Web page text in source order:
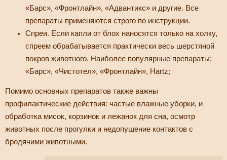
«Барс», «Фронтлайн», «Адвантикс» и другие. Все
препараты применяются строго по инструкции.
Спреи. Если капли от блох наносятся только на холку,
спреем обрабатывается практически весь шерстяной
покров животного. Наиболее популярные препараты:
«Барс», «Чистотел», «Фронтлайн», Hartz;
Помимо основных препаратов также важны
профилактические действия: частые влажные уборки, и
обработка мисок, корзинок и лежанок для сна, осмотр
животных после прогулки и недопущение контактов с
бродячими животными.